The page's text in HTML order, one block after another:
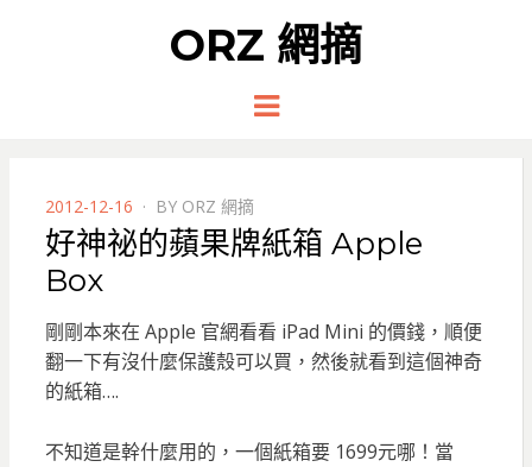
ORZ 網摘
Menu
POSTED
ON
2012-12-16 BY ORZ 網摘
好神祕的蘋果牌紙箱 Apple
Box
剛剛本來在 Apple 官網看看 iPad Mini 的價錢，順便
翻一下有沒什麼保護殼可以買，然後就看到這個神奇
的紙箱….
不知道是幹什麼用的，一個紙箱要 1699元哪！當